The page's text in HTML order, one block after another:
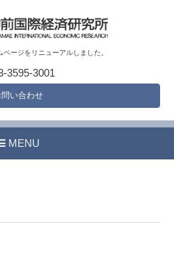
ページをリニューアルしました。
3595-3001
問い合わせ
MENU